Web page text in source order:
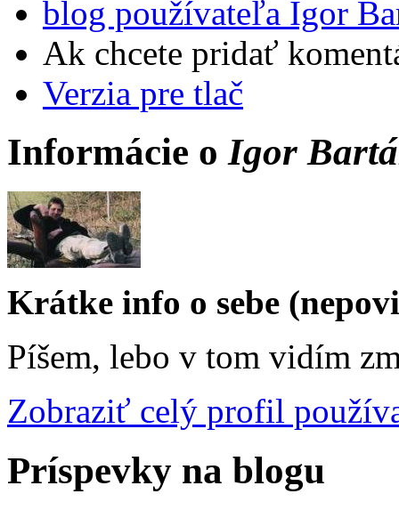
blog používateľa Igor
Ak chcete pridať
Verzia pre tlač
Informácie oIgor
Krátke info o sebe
Píšem, lebo v tom vidím
Zobraziť celý profil
Príspevky na blogu